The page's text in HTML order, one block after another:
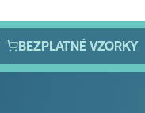
BEZPLATNÉ VZORKY